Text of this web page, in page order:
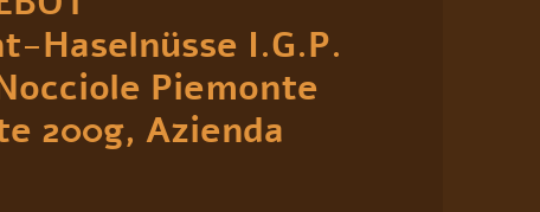
Haselnüsse I.G.P.
Piemonte
200g, Azienda
€
ist:
90,95 €.